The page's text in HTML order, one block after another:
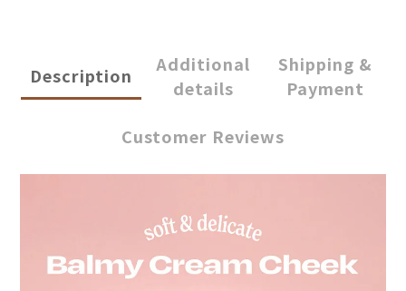
Description
Additional
details
Shipping &
Payment
Customer Reviews